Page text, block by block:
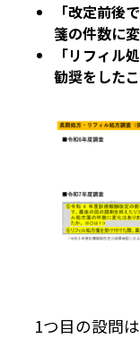
「改定前後
箋の件数に
「リフィル
勧奨をした
1つ目の設問は